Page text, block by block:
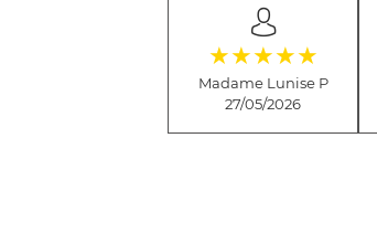
(*)
★ (*)
★ (*)
★ (*)
★ (*)
★
Madame Lunise P
27/05/2026